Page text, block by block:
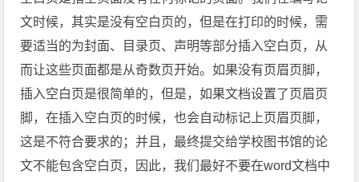
文时候，其实是没有空白页的，但是在打印的时候，需
要适当的为封面、目录页、声明等部分插入空白页，从
而让这些页面都是从奇数页开始。如果没有页眉页脚，
插入空白页是很简单的，但是，如果文档设置了页眉页
脚，在插入空白页的时候，也会自动标记上页眉页脚，
这是不符合要求的；并且，最终提交给学校图书馆的论
文不能包含空白页，因此，我们最好不要在word文档中